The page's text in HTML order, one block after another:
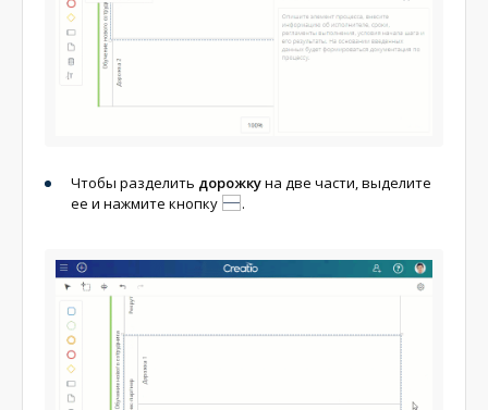
Чтобы разделить дорожкуна две части, выделите
ее и нажмите кнопку
.